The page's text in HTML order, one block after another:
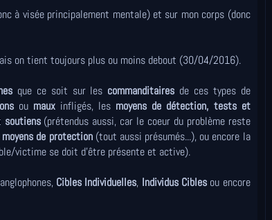
à visée principalement mentale) et sur mon corps (donc
on tient toujours plus ou moins debout (30/04/2016).
que ce soit sur les commanditaires de ces types de
ou maux infligés, les moyens de détection, tests et
soutiens(prétendus aussi, car le coeur du problème reste
moyens de protection(tout aussi présumés...), ou encore la
victime se doit d'être présente et active).
Cibles Individuelles, Individus Ciblesou encore